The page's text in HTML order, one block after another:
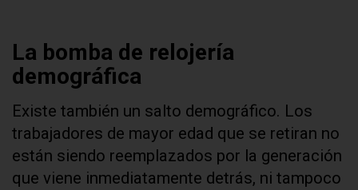
La bomba de relojería
demográfica
Existe también un salto demográfico. Los
trabajadores de mayor edad que se retiran no
están siendo reemplazados por la generación
que viene inmediatamente detrás, ni tampoco